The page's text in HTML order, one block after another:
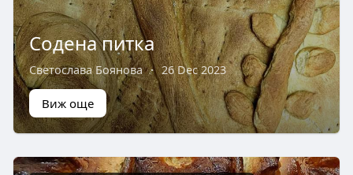
Содена питка
Светослава Боянова · 26 Dec 2023
Виж още